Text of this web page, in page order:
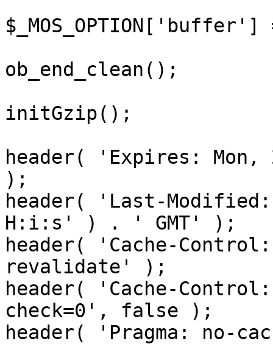
ob_end_clean();
initGzip();
header( 'Expires: Mon,
);
header( 'Last-
H:i:s' ) . ' GMT' );
header( 'Cache-
revalidate' );
header( 'Cache-
check=0', false );
header( 'Pragma: no-